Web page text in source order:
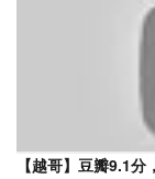
【越哥】豆瓣9.1